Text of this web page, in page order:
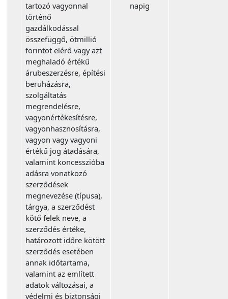
tartozó vagyonnal
történő
gazdálkodással
összefüggő, ötmillió
forintot elérő vagy azt
meghaladó értékű
árubeszerzésre, építési
beruházásra,
szolgáltatás
megrendelésre,
vagyonértékesítésre,
vagyonhasznosításra,
vagyon vagy vagyoni
értékű jog átadására,
valamint koncesszióba
adásra vonatkozó
szerződések
megnevezése (típusa),
tárgya, a szerződést
kötő felek neve, a
szerződés értéke,
határozott időre kötött
szerződés esetében
annak időtartama,
valamint az említett
adatok változásai, a
védelmi és biztonsági
napig